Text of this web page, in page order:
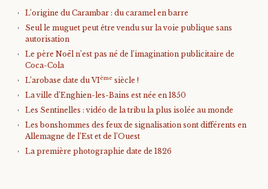
L’origine du Carambar : du caramel en barre
Seul le muguet peut être vendu sur la voie publique sans
autorisation
Le père Noël n’est pas né de l’imagination publicitaire de
Coca-Cola
L’arobase date du VIème siècle !
La ville d’Enghien-les-Bains est née en 1850
Les Sentinelles : vidéo de la tribu la plus isolée au monde
Les bonshommes des feux de signalisation sont différents en
Allemagne de l’Est et de l’Ouest
La première photographie date de 1826